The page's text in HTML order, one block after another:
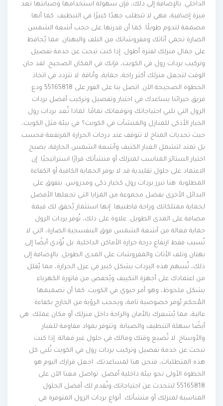
الداخلي. بالإضافة إلى ذلك، فإن سهولة استخدامها وصيانتها تُعد
ميزة إضافية، فهي لا تتطلب جهدًا كبيرًا في التنظيف. كما أنها
مصممة لتدوم طويلًا. كما أن قدرتها على حجب أشعة الشمس
الضارة تحمي أثاثك ومفروشاتك من التلف والبهتان. مما يُحافظ
على جمال منزلك لفترة أطول. إذا كنت تبحث عن خدمة تفصيل
وتركيب بردات رول في الكويت، فإنك في المكان الصحيح. لقد حان
الوقت لتجعل منزلك أكثر راحة، حماية، وأناقة. لا تتردد في اتخاذ
الخطوة الصحيحة الآن. اتصل بنا على الفور على 55165818 ودع
فريق خبرائنا يساعدك في اختيار وتفصيل وتركيب أفضل بردات
الرول التي تلبي احتياجاتك وتوقعاتك تمامًا. لماذا تُعد بردات رول
الخيار الأذكى للمنازل والمنشآت في الكويت؟ في بيئة مثل الكويت،
حيث تحديات المناخ لا تتوقف عند درجات الحرارة المرتفعة فحسب.
بل تمتد لتشمل الغبار الكثيف وأشعة الشمس الحارقة، يصبح
اختيار الستائر المناسب لمنزلك أو منشأتك قرارًا استراتيجيًا. إن
الاعتماد على حلول تقليدية قد لا يوفر الحماية الكافية أو الكفاءة
المطلوبة. هنا تبرز بردات رول كخيار ذكي ومدروس. يتفوق على
البدائل الأخرى بفضل مجموعة من المزايا التي تجعلها الأفضل
لحماية ممتلكاتك وراحة قاطنيها. إنها استثمار يُحقق لك قيمة
مضافة على المدى الطويل. علاوة على ذلك، تُوفر بردات الرول
حماية فعالة من أشعة الشمس فوق البنفسجية الضارة، التي لا
تُسبب فقط ارتفاع درجة حرارة الأماكن الداخلية. بل تُؤدي أيضًا إلى
بهتان وتلف الأثاث والمفروشات على المدى الطويل. بالإضافة إلى
ذلك، تُسهم هذه البردات بشكل كبير في عزل الحرارة، مما يُقلل
من اعتمادك على أجهزة التكييف ويُخفض من فاتورة الكهرباء
بشكل ملحوظ، وهو أمر حيوي في الكويت. كما أن تصميمها
المُحكم يُوفر خصوصية تامة، ويحجب الرؤية من الخارج بكفاءة
عالية، مما يُشعرك بالأمان والراحة داخل منزلك أو مكان عملك. هي
أيضًا سهلة التنظيف والصيانة. وتتوفر بمواد مقاومة للغبار
والأوساخ. لا تُضيع وقتك ومالك في حلول غير فعالة. إذا كنت
تبحث عن خدمة تفصيل وتركيب بردات رول في الكويت تُلبي كل
هذه المتطلبات، فنحن هنا لمساعدتك. اجعل قرارك اليوم هو
الخطوة الأولى نحو بيئة داخلية أفضل. تواصل معنا الآن على
55165818 لنتحدث عن احتياجاتك ونُقدم لك أفضل الحلول
المناسبة لمنزلك أو منشأتك. أنواع بردات الرول المتوفرة في